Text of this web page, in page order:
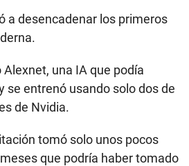
a desencadenar los primeros
una IA que podía
se entrenó usando solo dos de
de Nvidia.
tomó solo unos pocos
que podría haber tomado